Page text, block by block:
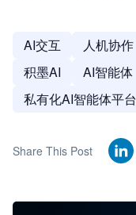
AI交互 人机协作
积墨AI
AI智能体
私有化AI智能体平台
Share This Post